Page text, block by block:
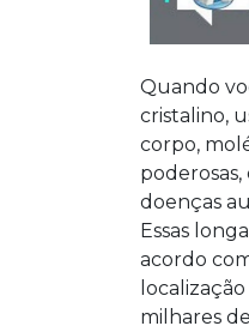
Quando
cristalino,
corpo,
doenças
Essas
acordo
milhares